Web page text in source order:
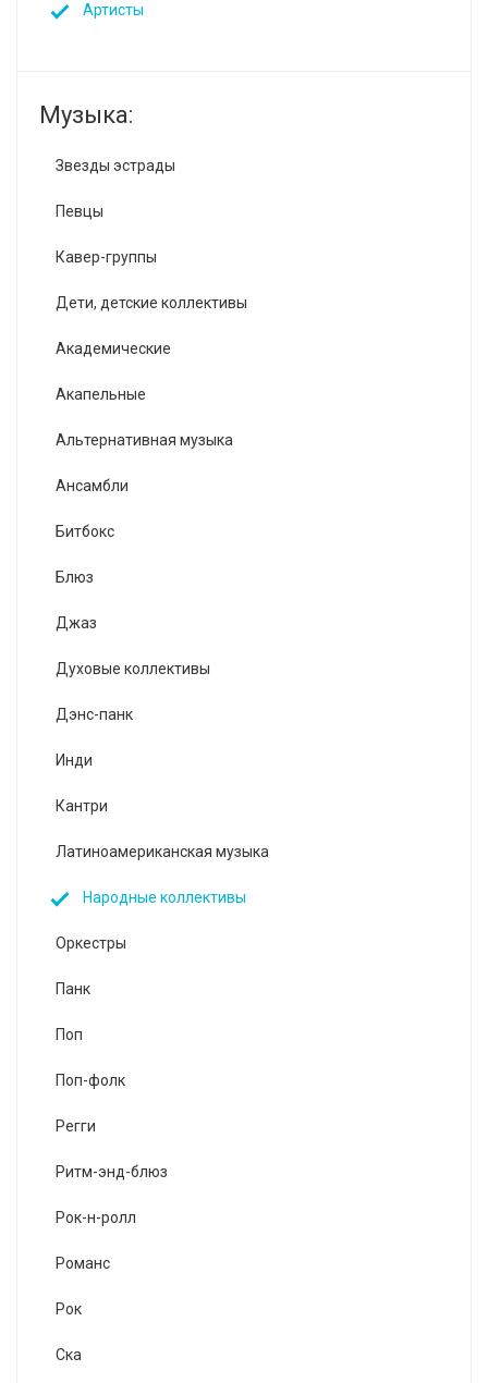
Артисты
Музыка:
Звезды эстрады
Певцы
Кавер-группы
Дети, детские коллективы
Академические
Акапельные
Альтернативная музыка
Ансамбли
Битбокс
Блюз
Джаз
Духовые коллективы
Дэнс-панк
Инди
Кантри
Латиноамериканская музыка
Народные коллективы
Оркестры
Панк
Поп
Поп-фолк
Регги
Ритм-энд-блюз
Рок-н-ролл
Романс
Рок
Ска